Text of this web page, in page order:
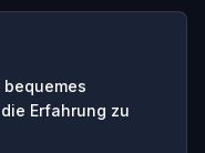
Erfahrung zu